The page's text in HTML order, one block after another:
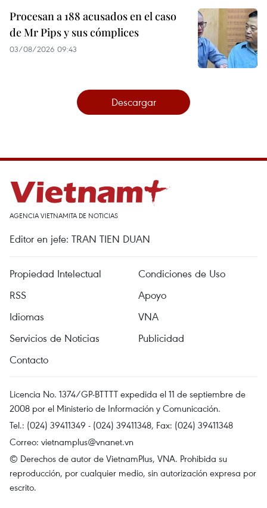
Procesan a 188 acusados en el caso
de Mr Pips y sus cómplices
03/08/2026 09:43
Descargar
AGENCIA VIETNAMITA DE NOTICIAS
Editor en jefe: TRAN TIEN DUAN
Propiedad Intelectual
Condiciones de Uso
RSS
Apoyo
Idiomas
VNA
Servicios de Noticias
Publicidad
Contacto
Licencia No. 1374/GP-BTTTT expedida el 11 de septiembre de
2008 por el Ministerio de Información y Comunicación.
Tel.: (024) 39411349 - (024) 39411348, Fax: (024) 39411348
Correo: vietnamplus@vnanet.vn
© Derechos de autor de VietnamPlus, VNA. Prohibida su
reproducción, por cualquier medio, sin autorización expresa por
escrito.